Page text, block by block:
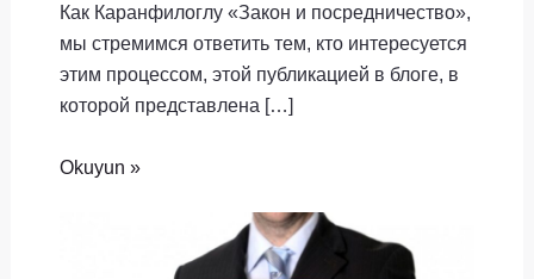
Как Каранфилоглу «Закон и посредничество»,
мы стремимся ответить тем, кто интересуется
этим процессом, этой публикацией в блоге, в
которой представлена […]
Okuyun »